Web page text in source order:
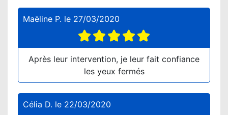
Maëline P. le 27/03/2020
Après leur intervention, je leur fait confiance
les yeux fermés
Célia D. le 22/03/2020